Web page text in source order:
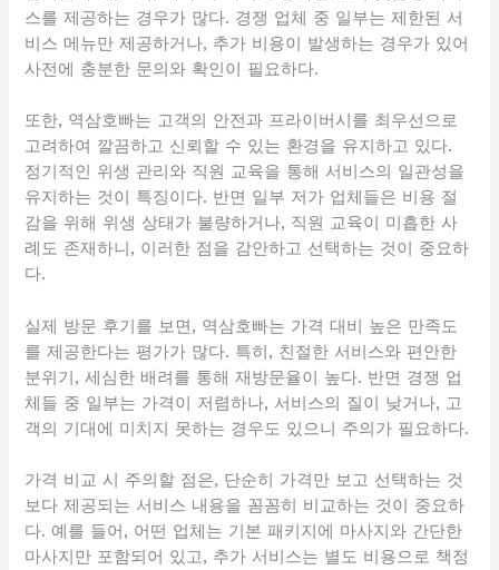
스를 제공하는 경우가 많다. 경쟁 업체 중 일부는 제한된 서
비스 메뉴만 제공하거나, 추가 비용이 발생하는 경우가 있어
사전에 충분한 문의와 확인이 필요하다.
또한, 역삼호빠는 고객의 안전과 프라이버시를 최우선으로
고려하여 깔끔하고 신뢰할 수 있는 환경을 유지하고 있다.
정기적인 위생 관리와 직원 교육을 통해 서비스의 일관성을
유지하는 것이 특징이다. 반면 일부 저가 업체들은 비용 절
감을 위해 위생 상태가 불량하거나, 직원 교육이 미흡한 사
례도 존재하니, 이러한 점을 감안하고 선택하는 것이 중요하
다.
실제 방문 후기를 보면, 역삼호빠는 가격 대비 높은 만족도
를 제공한다는 평가가 많다. 특히, 친절한 서비스와 편안한
분위기, 세심한 배려를 통해 재방문율이 높다. 반면 경쟁 업
체들 중 일부는 가격이 저렴하나, 서비스의 질이 낮거나, 고
객의 기대에 미치지 못하는 경우도 있으니 주의가 필요하다.
가격 비교 시 주의할 점은, 단순히 가격만 보고 선택하는 것
보다 제공되는 서비스 내용을 꼼꼼히 비교하는 것이 중요하
다. 예를 들어, 어떤 업체는 기본 패키지에 마사지와 간단한
마사지만 포함되어 있고, 추가 서비스는 별도 비용으로 책정